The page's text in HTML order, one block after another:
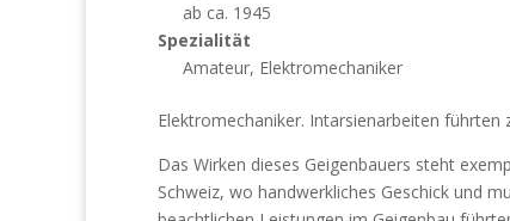
ab ca. 1945
Spezialität
Amateur, Elektromechaniker
Elektromechaniker. Intarsienarbeiten führten
Das Wirken dieses Geigenbauers steht
Schweiz, wo handwerkliches Geschick und